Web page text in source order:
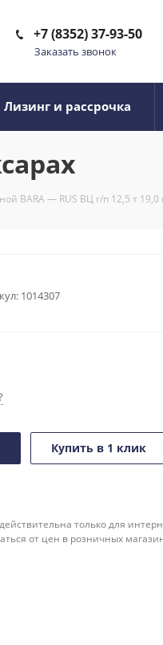
+7 (8352) 37-93-50
Заказать звонок
Лизинг и рассрочка
BARA — RUS ВЦ г/п 12,5 т 19,0
1014307
Купить в 1 клик
только для
от цен в розничных